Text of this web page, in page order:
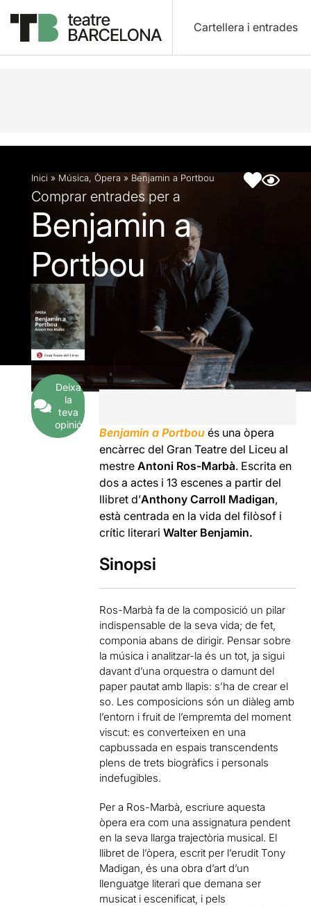
Cartellera i entrades
Descripció Fitxa artística Fotos i vídeos
Inici » Música, Òpera » Benjamin a Portbou
Comprar entrades per a
Benjamin a
Portbou
Deixa
la
teva
opinió
Benjamin a Portbou és una òpera
encàrrec del Gran Teatre del Liceu al
mestreAntoni Ros-Marbà. Escrita en
dos a actes i 13 escenes a partir del
llibret d’Anthony Carroll Madigan,
està centrada en la vida del filòsof i
crític literariWalter Benjamin.
Sinopsi
Ros-Marbà fa de la composició un pilar
indispensable de la seva vida; de fet,
componia abans de dirigir. Pensar sobre
la música i analitzar-la és un tot, ja sigui
davant d’una orquestra o damunt del
paper pautat amb llapis: s’ha de crear el
so. Les composicions són un diàleg amb
l’entorn i fruit de l’empremta del moment
viscut: es converteixen en una
capbussada en espais transcendents
plens de trets biogràfics i personals
indefugibles.
Per a Ros-Marbà, escriure aquesta
òpera era com una assignatura pendent
en la seva llarga trajectòria musical. El
llibret de l’òpera, escrit per l’erudit Tony
Madigan, és una obra d’art d’un
llenguatge literari que demana ser
musicat i escenificat, i pels